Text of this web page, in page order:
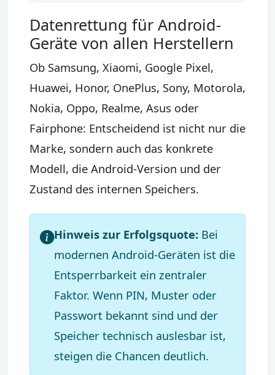
Datenrettung für Android-
Geräte von allen Herstellern
Ob Samsung, Xiaomi, Google Pixel,
Huawei, Honor, OnePlus, Sony, Motorola,
Nokia, Oppo, Realme, Asus oder
Fairphone: Entscheidend ist nicht nur die
Marke, sondern auch das konkrete
Modell, die Android-Version und der
Zustand des internen Speichers.
Hinweis zur Erfolgsquote: Bei
modernen Android-Geräten ist die
Entsperrbarkeit ein zentraler
Faktor. Wenn PIN, Muster oder
Passwort bekannt sind und der
Speicher technisch auslesbar ist,
steigen die Chancen deutlich.